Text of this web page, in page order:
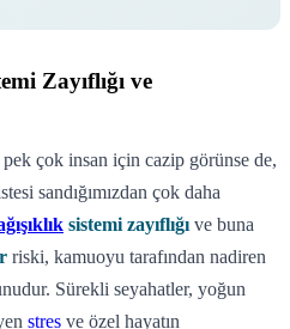
Zayıflığı ve
çok insan için cazip görünse de,
sandığımızdan çok daha
sistemi zayıflığı ve buna
riski, kamuoyu tarafından nadiren
Sürekli seyahatler, yoğun
stres ve özel hayatın